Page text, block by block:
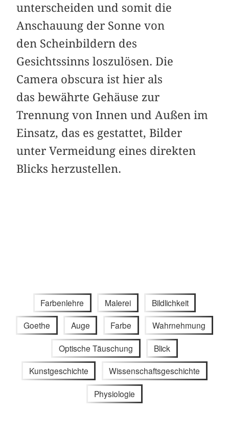
unterscheiden und somit die
Anschauung der Sonne von
den Scheinbildern des
Gesichtssinns loszulösen. Die
Camera obscura ist hier als
das bewährte Gehäuse zur
Trennung von Innen und Außen im
Einsatz, das es gestattet, Bilder
unter Vermeidung eines direkten
Blicks herzustellen.
Farbenlehre Malerei Bildlichkeit
Goethe Auge Farbe Wahrnehmung
Optische Täuschung Blick
Kunstgeschichte Wissenschaftsgeschichte
Physiologie